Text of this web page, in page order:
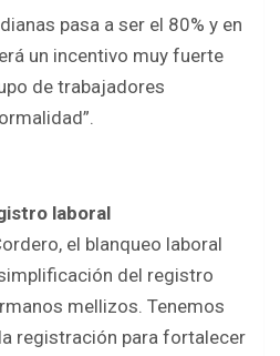
pasa a ser el 80% y en
un incentivo muy fuerte
de trabajadores
laboral
el blanqueo laboral
del registro
mellizos. Tenemos
registración para fortalecer